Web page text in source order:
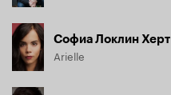
Софиа Локлин Херт
Arielle